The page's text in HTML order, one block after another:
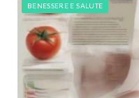
BENESSERE E SALUTE